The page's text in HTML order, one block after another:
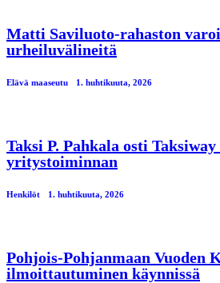
Matti Saviluoto-rahaston
urheiluvälineitä
Elävä maaseutu 1. huhtikuuta, 2026
Taksi P. Pahkala osti
yritystoiminnan
Henkilöt 1. huhtikuuta, 2026
Pohjois-Pohjanmaan Vuoden
ilmoittautuminen käynnissä